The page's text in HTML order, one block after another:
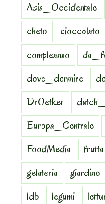
Asia_Occidentale
cheto
cioccolato
compleanno
dove_dormire
DrOetker
Europa_Centrale
FoodMedia
frutta
gelateria
giardino
ldb
legumi